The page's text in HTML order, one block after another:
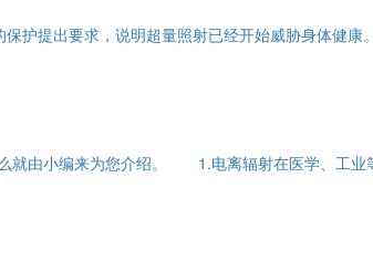
护提出要求，说明超量照射已经开始威胁身体
就由小编来为您介绍。 1.电离辐射在医学、工